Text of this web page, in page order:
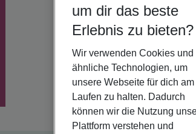
um dir das beste
Erlebnis zu bieten?
Wir verwenden Cookies und
ähnliche Technologien, um
unsere Webseite für dich am
Laufen zu halten. Dadurch
können wir die Nutzung
Plattform verstehen und